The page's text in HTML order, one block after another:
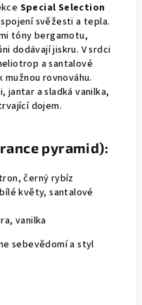
Special Selection
svěžesti a tepla.
tóny bergamotu,
dodávají jiskru. V srdci
a santalové
rovnováhu.
jantar a sladká vanilka,
dojem.
pyramid):
černý rybíz
květy, santalové
vanilka
sebevědomí a styl